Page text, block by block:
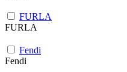
FURLA
FURLA
Fendi
Fendi